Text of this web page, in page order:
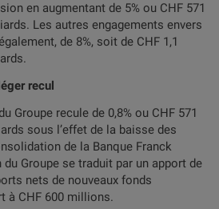
en augmentant de 5% ou CHF 571
Les autres engagements envers
de 8%, soit de CHF 1,1
recul
Groupe recule de 0,8% ou CHF 571
sous l’effet de la baisse des
de la Banque Franck
du Groupe se traduit par un apport de
nets de nouveaux fonds
à CHF 600 millions.